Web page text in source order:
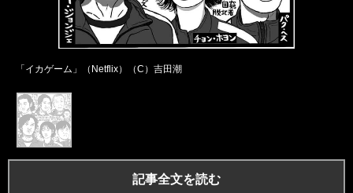
「イカゲーム」（Netflix）（C）吉田潮
記事全文を読む